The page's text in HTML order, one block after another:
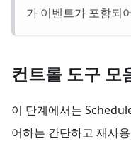
가 이벤트가 포함되
컨트롤 도구 모
이 단계에서는
어하는 간단하고 재사